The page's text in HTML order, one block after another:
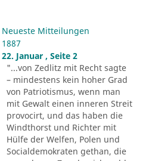
Neueste Mitteilungen
1887
22. Januar , Seite 2
"...von Zedlitz mit Recht sagte
– mindestens kein hoher Grad
von Patriotismus, wenn man
mit Gewalt einen inneren Streit
provocirt, und das haben die
Windthorst und Richter mit
Hülfe der Welfen, Polen und
Socialdemokraten gethan, die